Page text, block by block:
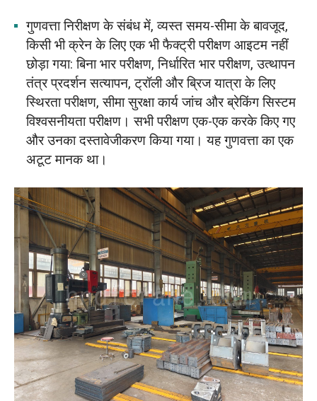
गुणवत्ता निरीक्षण के संबंध में, व्यस्त समय-सीमा के बावजूद,
किसी भी क्रेन के लिए एक भी फैक्ट्री परीक्षण आइटम नहीं
छोड़ा गया: बिना भार परीक्षण, निर्धारित भार परीक्षण, उत्थापन
तंत्र प्रदर्शन सत्यापन, ट्रॉली और ब्रिज यात्रा के लिए
स्थिरता परीक्षण, सीमा सुरक्षा कार्य जांच और ब्रेकिंग सिस्टम
विश्वसनीयता परीक्षण। सभी परीक्षण एक-एक करके किए गए
और उनका दस्तावेजीकरण किया गया। यह गुणवत्ता का एक
अटूट मानक था।